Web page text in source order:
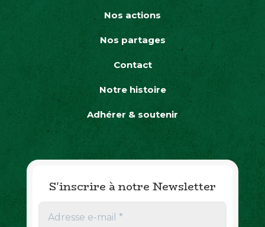
Nos actions
Nos partages
Contact
Notre histoire
Adhérer & soutenir
S'inscrire à notre Newsletter